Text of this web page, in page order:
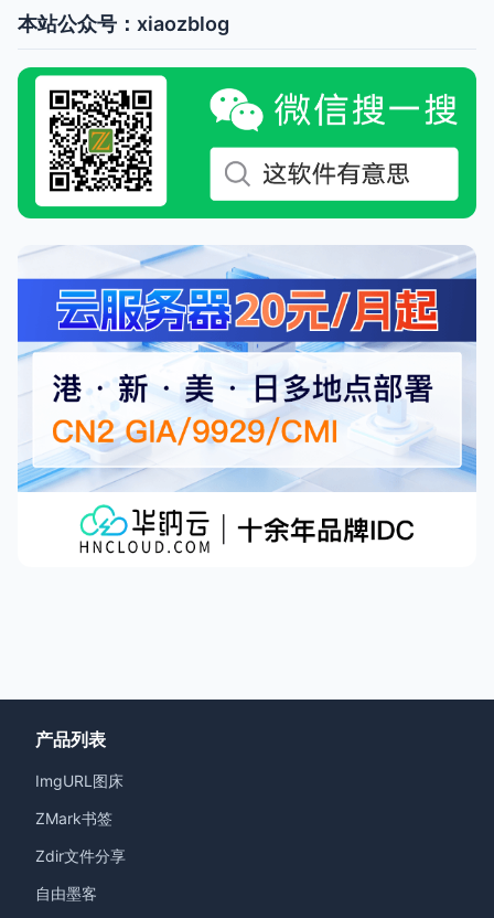
本站公众号：xiaozblog
产品列表
ImgURL图床
ZMark书签
Zdir文件分享
自由墨客